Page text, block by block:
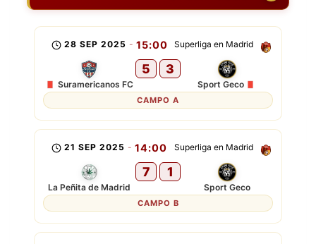
Superliga en Madrid
28 SEP 2025 - 15:00
Suramericanos FC
5 3
Sport Geco
CAMPO A
Superliga en Madrid
21 SEP 2025 - 14:00
La Peñita de Madrid
7 1
Sport Geco
CAMPO B